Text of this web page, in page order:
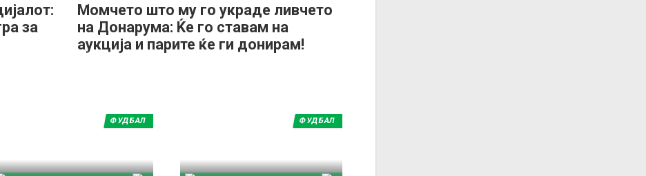
за
Момчето што му го украде ливчето
на Донарума: Ќе го ставам на
аукција и парите ќе ги донирам!
ФУДБАЛ ФУДБАЛ